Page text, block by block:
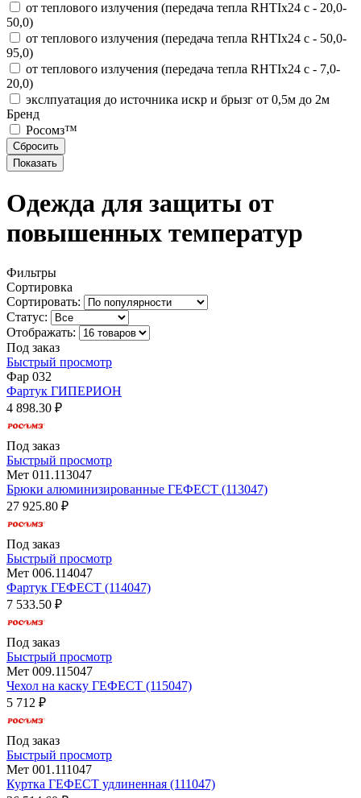
от теплового излучения (передача тепла RHTIx24 с - 20,0-
50,0)
от теплового излучения (передача тепла RHTIx24 с - 50,0-
95,0)
от теплового излучения (передача тепла RHTIx24 с - 7,0-
20,0)
экслпуатация до источника искр и брызг от 0,5м до 2м
Бренд
Росомз™
Одежда для защиты от
повышенных температур
Фильтры
Сортировка
Сортировать:
Статус:
Отображать:
Под заказ
Быстрый просмотр
Фар 032
Фартук ГИПЕРИОН
4 898.30 ₽
Под заказ
Быстрый просмотр
Мет 011.113047
Брюки алюминизированные ГЕФЕСТ (113047)
27 925.80 ₽
Под заказ
Быстрый просмотр
Мет 006.114047
Фартук ГЕФЕСТ (114047)
7 533.50 ₽
Под заказ
Быстрый просмотр
Мет 009.115047
Чехол на каску ГЕФЕСТ (115047)
5 712 ₽
Под заказ
Быстрый просмотр
Мет 001.111047
Куртка ГЕФЕСТ удлиненная (111047)